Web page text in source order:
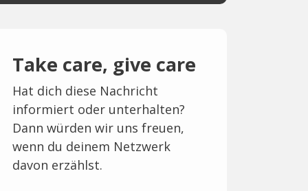
Take care, give care
Hat dich diese Nachricht
informiert oder unterhalten?
Dann würden wir uns freuen,
wenn du deinem Netzwerk
davon erzählst.